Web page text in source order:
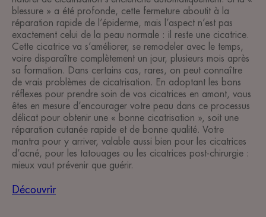
blessure » a été profonde, cette fermeture aboutit à la
réparation rapide de l’épiderme, mais l’aspect n’est pas
exactement celui de la peau normale : il reste une cicatrice.
Cette cicatrice va s’améliorer, se remodeler avec le temps,
voire disparaître complètement un jour, plusieurs mois après
sa formation. Dans certains cas, rares, on peut connaître
de vrais problèmes de cicatrisation. En adoptant les bons
réflexes pour prendre soin de vos cicatrices en amont, vous
êtes en mesure d’encourager votre peau dans ce processus
délicat pour obtenir une « bonne cicatrisation », soit une
réparation cutanée rapide et de bonne qualité. Votre
mantra pour y arriver, valable aussi bien pour les cicatrices
d’acné, pour les tatouages ou les cicatrices post-chirurgie :
mieux vaut prévenir que guérir.
Découvrir